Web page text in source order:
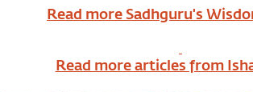
Read more Sadhguru's
Read more articles from